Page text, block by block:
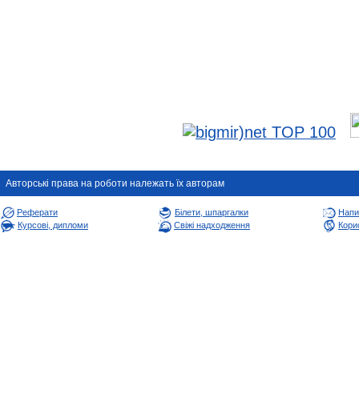
Авторськi права на роботи належать їх авторам
Реферати Білети, шпаргалки
Курсові, дипломи
Свіжі надходження